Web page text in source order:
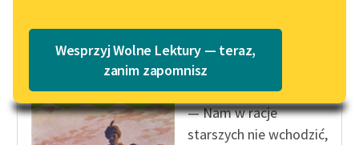
Lektury szkolne i klasyka
literatury do słuchania dla
uczennic i uczniów z
niepełnosprawnościami
Katalog w formacie PDF
Wesprzyj Wolne Lektury — teraz,
zanim zapomnisz
Henryk Sienkiewicz
Potop, tom drugi
— Nam w racje
starszych nie wchodzić,